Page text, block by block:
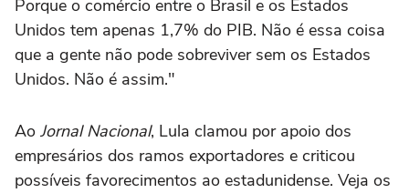
Porque o comércio entre o Brasil e os Estados
Unidos tem apenas 1,7% do PIB. Não é essa coisa
que a gente não pode sobreviver sem os Estados
Unidos. Não é assim."
Ao Jornal Nacional, Lula clamou por apoio dos
empresários dos ramos exportadores e criticou
possíveis favorecimentos ao estadunidense. Veja os